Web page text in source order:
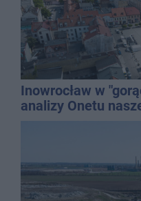
Inowrocław w
analizy Onetu